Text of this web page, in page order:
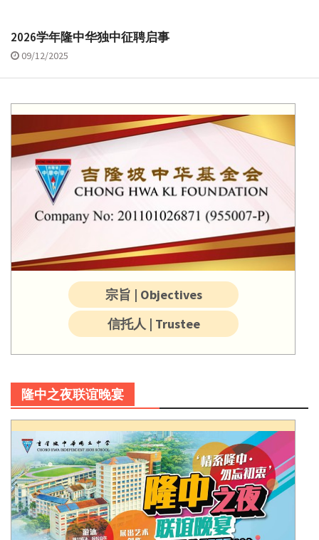
2026学年隆中华独中征聘启事
09/12/2025
宗旨 | Objectives
信托人 | Trustee
隆中之夜联谊晚宴